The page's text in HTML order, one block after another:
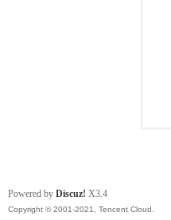
Powered by Discuz! X3.4
Copyright © 2001-2021, Tencent Cloud.